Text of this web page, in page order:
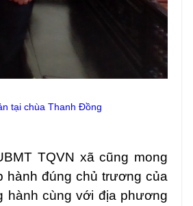
tại chùa Thanh Đồng
TQVN xã cũng mong
hành đúng chủ trương của
hành cùng với địa phương